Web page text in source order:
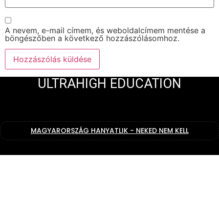
A nevem, e-mail címem, és weboldalcímem mentése a
böngészőben a következő hozzászólásomhoz.
ULTRAHIGH EDUCATION
MAGYARORSZÁG HANYATLIK - NEKED NEM KELL